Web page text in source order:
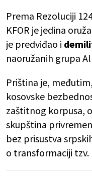
Prema Rezoluciji
KFOR je jedina
je predviđao i
naoružanih grupa
Priština je,
kosovske
zaštitnog korpusa,
skupština
bez prisustva
o transformaciji tzv.